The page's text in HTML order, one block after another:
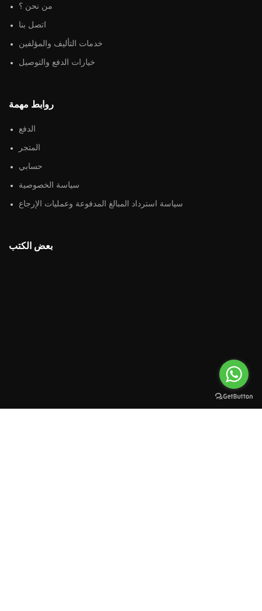
من نحن ؟
اتصل بنا
خدمات التأليف والمؤلفين
خيارات الدفع والتوصيل
روابط مهمة
الدفع
المتجر
حسابي
سياسة الخصوصية
سياسة استرداد المبالغ المدفوعة وعمليات الإرجاع
بعض الكتب